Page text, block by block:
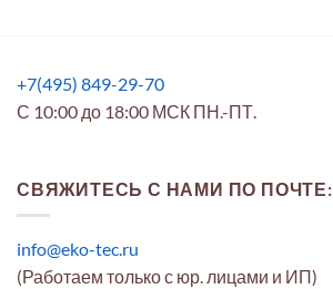
+7(495) 849-29-70
С 10:00 до 18:00 МСК ПН.-ПТ.
СВЯЖИТЕСЬ С НАМИ ПО ПОЧТЕ:
info@eko-tec.ru
(Работаем только с юр. лицами и ИП)